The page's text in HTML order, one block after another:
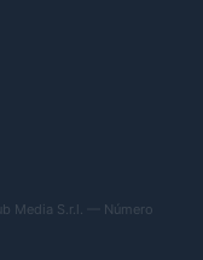
Media S.r.l. — Número